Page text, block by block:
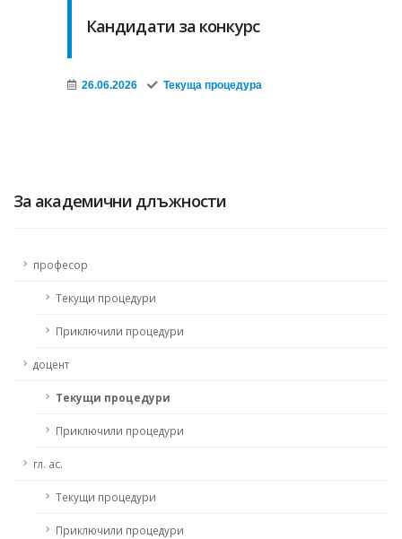
Кандидати за конкурс
26.06.2026 Текуща процедура
За академични длъжности
професор
Текущи процедури
Приключили процедури
доцент
Текущи процедури
Приключили процедури
гл. ас.
Текущи процедури
Приключили процедури